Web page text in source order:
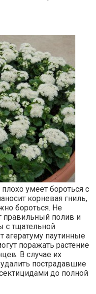
умеет бороться с
корневая гниль,
бороться. Не
правильный полив и
с тщательной
паутинные
поражать растение
В случае их
пострадавшие
до полной